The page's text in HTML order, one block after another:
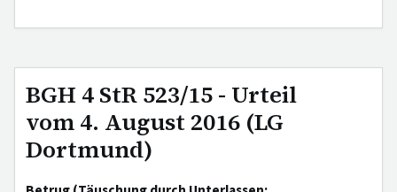
BGH 4 StR 523/15 - Urteil
vom 4. August 2016 (LG
Dortmund)